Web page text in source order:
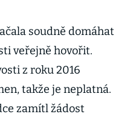
soudně domáhat
veřejně hovořit.
z roku 2016
takže je neplatná.
zamítl žádost